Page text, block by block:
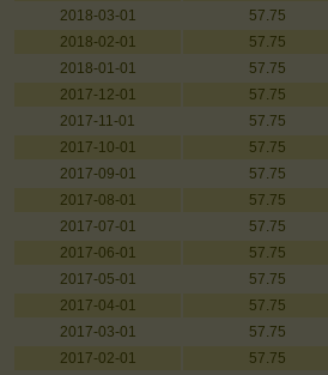
2018-03-01
57.75
2018-02-01
57.75
2018-01-01
57.75
2017-12-01
57.75
2017-11-01
57.75
2017-10-01
57.75
2017-09-01
57.75
2017-08-01
57.75
2017-07-01
57.75
2017-06-01
57.75
2017-05-01
57.75
2017-04-01
57.75
2017-03-01
57.75
2017-02-01
57.75